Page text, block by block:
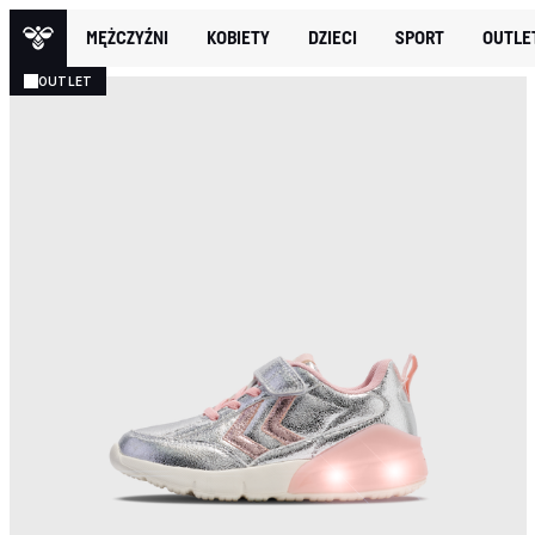
MĘŻCZYŹNI KOBIETY DZIECI SPORT
OUTLET